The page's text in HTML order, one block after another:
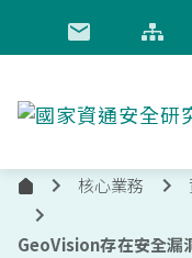
跳到主要內容
首
核心業務
GeoVision存在安全漏